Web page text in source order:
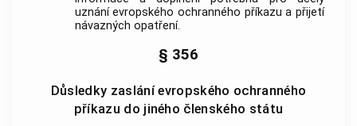
uznání evropského ochranného příkazu a přijetí
návazných opatření.
§ 356
Důsledky zaslání evropského ochranného
příkazu do jiného členského státu